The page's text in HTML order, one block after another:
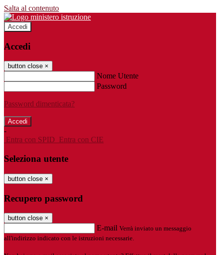
Salta al contenuto
Accedi
Accedi
button close ×
Nome Utente
Password
Password dimenticata?
-
Entra con SPID Entra con CIE
Seleziona utente
button close ×
Recupero password
button close ×
E-mail Verrà inviato un messaggio
all'indirizzo indicato con le istruzioni necessarie.